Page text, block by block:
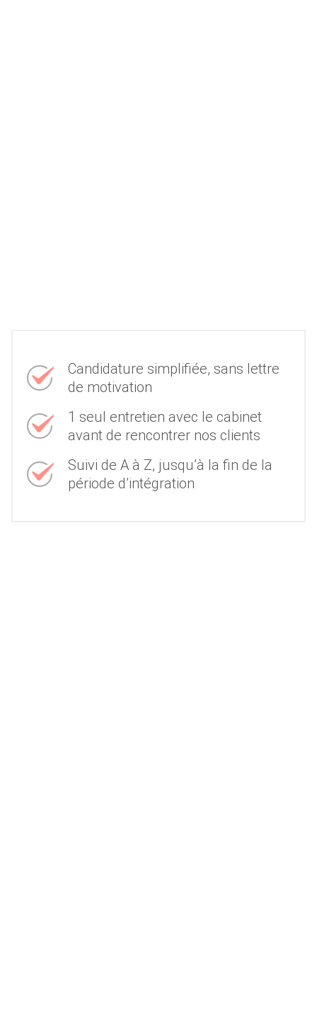
Candidature simplifiée, sans lettre
de motivation
1 seul entretien avec le cabinet
avant de rencontrer nos clients
Suivi de A à Z, jusqu’à la fin de la
période d’intégration